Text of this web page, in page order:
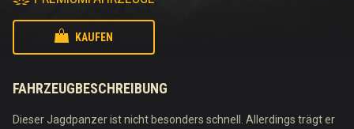
KAUFEN
FAHRZEUGBESCHREIBUNG
Dieser Jagdpanzer ist nicht besonders schnell. Allerdings trägt er